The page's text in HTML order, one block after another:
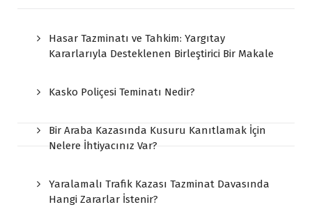
Hasar Tazminatı ve Tahkim: Yargıtay
Kararlarıyla Desteklenen Birleştirici Bir Makale
Kasko Poliçesi Teminatı Nedir?
Bir Araba Kazasında Kusuru Kanıtlamak İçin
Nelere İhtiyacınız Var?
Yaralamalı Trafik Kazası Tazminat Davasında
Hangi Zararlar İstenir?